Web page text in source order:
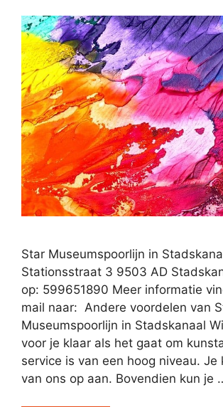
Star Museumspoorlijn in
Stationsstraat 3 9503 AD
op: 599651890 Meer informatie
mail naar: Andere voordelen van
Museumspoorlijn in Stadskanaal
voor je klaar als het gaat om
service is van een hoog niveau. Je
van ons op aan. Bovendien kun je